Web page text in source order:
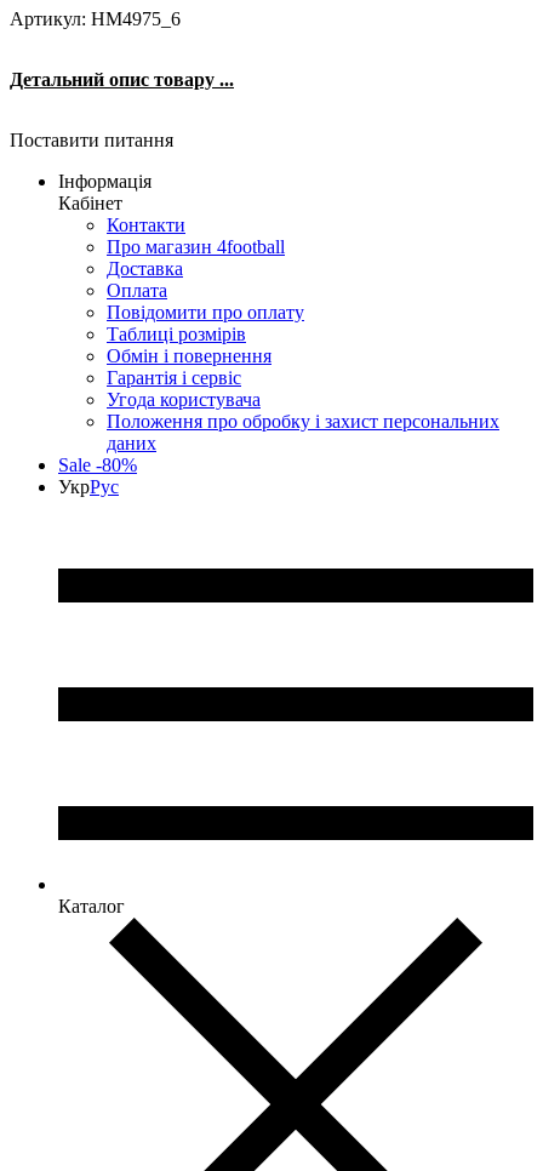
Артикул: HM4975_6
Детальний опис товару ...
Поставити питання
Інформація
Кабінет
Контакти
Про магазин 4football
Доставка
Оплата
Повідомити про оплату
Таблиці розмірів
Обмін і повернення
Гарантія і сервіс
Угода користувача
Положення про обробку і захист персональних
даних
Sale -80%
УкрРус
Каталог